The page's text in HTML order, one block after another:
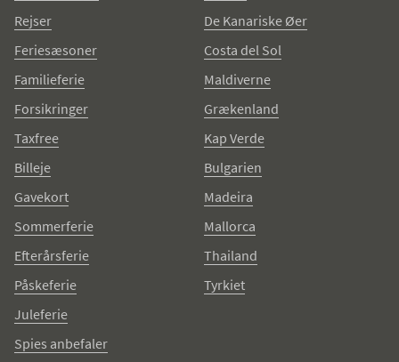
Rejser
Feriesæsoner
Familieferie
Forsikringer
Taxfree
Billeje
Gavekort
Sommerferie
Efterårsferie
Påskeferie
Juleferie
Spies anbefaler
De Kanariske Øer
Costa del Sol
Maldiverne
Grækenland
Kap Verde
Bulgarien
Madeira
Mallorca
Thailand
Tyrkiet